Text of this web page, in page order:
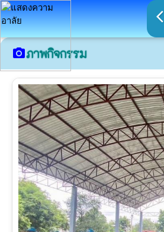
arrow_back_ios
camera_altภาพกิจกรรม